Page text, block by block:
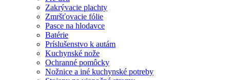
Zakrývacie plachty
Zmršťovacie fólie
Pasce na hlodavce
Batérie
Príslušenstvo k autám
Kuchynské nože
Ochranné pomôcky
Nožnice a iné kuchynské potreby